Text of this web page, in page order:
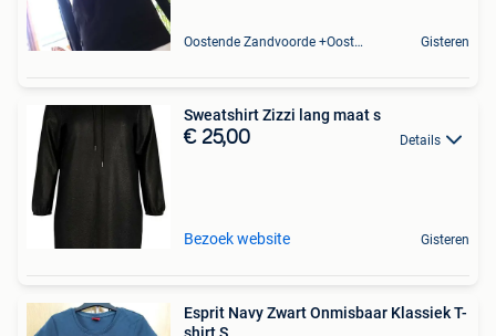
Oostende Zandvoorde +Oostende Gisteren
Sweatshirt Zizzi lang maat s
€ 25,00 Details
Bezoek website Gisteren
Esprit Navy Zwart Onmisbaar Klassiek T-